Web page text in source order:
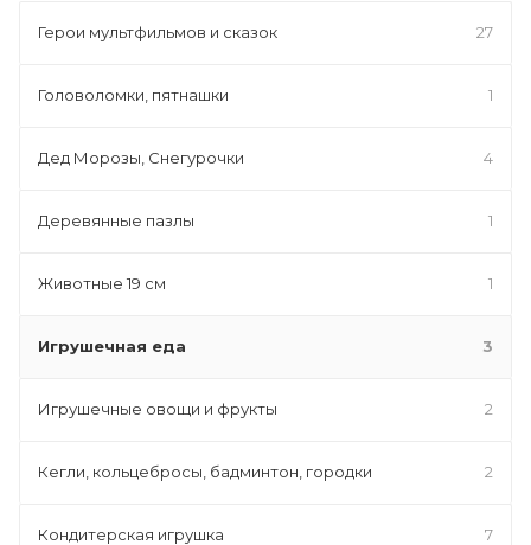
Герои мультфильмов и сказок 27
Головоломки, пятнашки 1
Дед Морозы, Снегурочки 4
Деревянные пазлы 1
Животные 19 см 1
Игрушечная еда 3
Игрушечные овощи и фрукты 2
Кегли, кольцебросы, бадминтон, городки 2
Кондитерская игрушка 7